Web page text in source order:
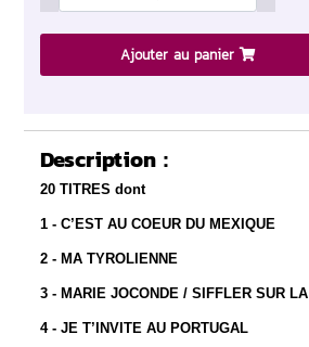
Ajouter au panier
Description :
20 TITRES dont
1 - C’EST AU COEUR DU MEXIQUE
2 - MA TYROLIENNE
3 - MARIE JOCONDE / SIFFLER SUR LA
4 - JE T’INVITE AU PORTUGAL